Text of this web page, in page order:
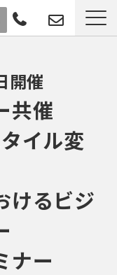
開催
共催
イル変
けるビジ
ナー